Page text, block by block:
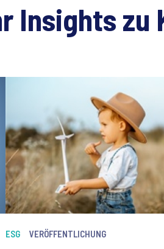
Insights zu
ESG VERÖFFENTLICHUNG